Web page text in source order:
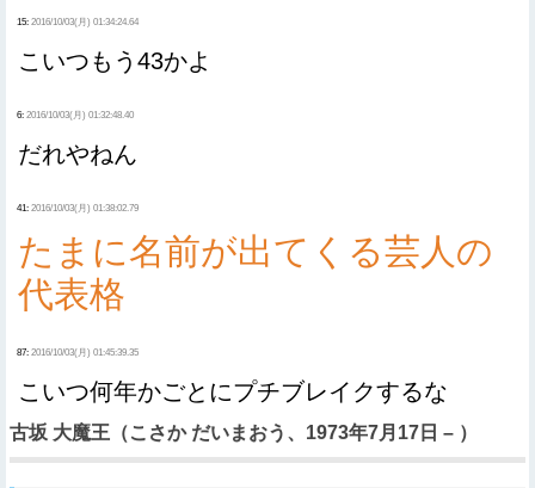
15: 2016/10/03(月) 01:34:24.64
こいつもう43かよ
6: 2016/10/03(月) 01:32:48.40
だれやねん
41: 2016/10/03(月) 01:38:02.79
たまに名前が出てくる芸人の
代表格
87: 2016/10/03(月) 01:45:39.35
こいつ何年かごとにプチブレイクするな
古坂 大魔王（こさか だいまおう、1973年7月17日 – ）